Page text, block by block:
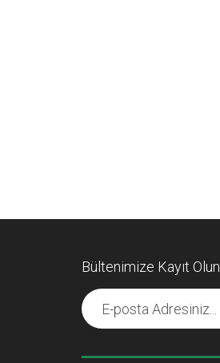
Bültenimize Kayıt Olun